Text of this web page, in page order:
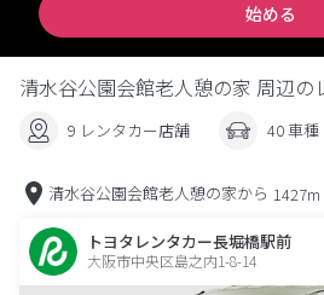
始める
清水谷公園会館老人憩の家 周辺の
9 レンタカー店舗 40 車種
清水谷公園会館老人憩の家から 1427m
トヨタレンタカー長堀橋駅前
大阪市中央区島之内1-8-14